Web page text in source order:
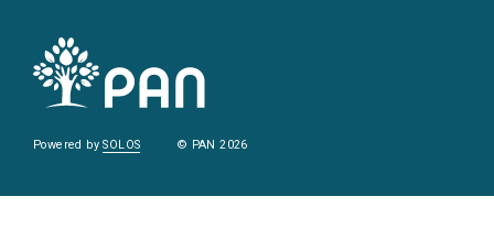
Powered bySOLOS © PAN 2026